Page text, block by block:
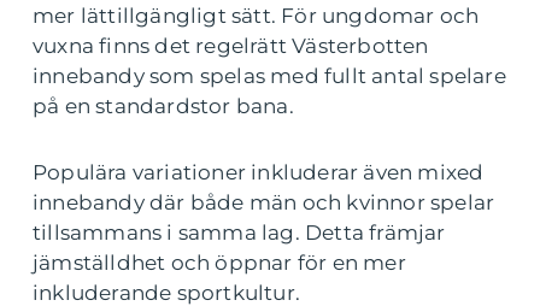
mer lättillgängligt sätt. För ungdomar och
vuxna finns det regelrätt Västerbotten
innebandy som spelas med fullt antal spelare
på en standardstor bana.
Populära variationer inkluderar även mixed
innebandy där både män och kvinnor spelar
tillsammans i samma lag. Detta främjar
jämställdhet och öppnar för en mer
inkluderande sportkultur.